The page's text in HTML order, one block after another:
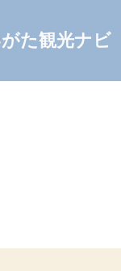
がた観光ナビ